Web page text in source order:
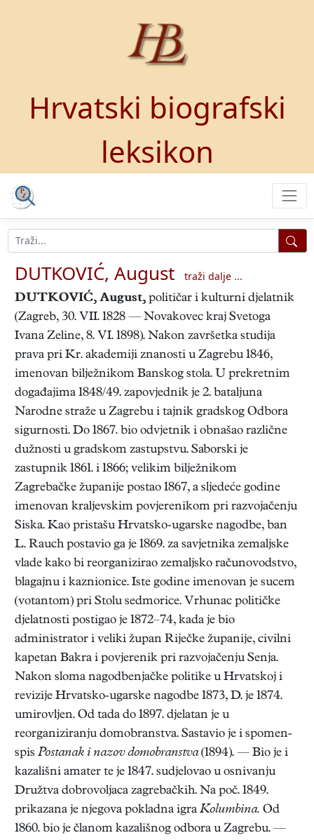
Hrvatski biografski
leksikon
DUTKOVIĆ, August
traži dalje ...
DUTKOVIĆ, August, političar i kulturni djelatnik
(Zagreb, 30. VII. 1828 — Novakovec kraj Svetoga
Ivana Zeline, 8. VI. 1898). Nakon završetka studija
prava pri Kr. akademiji znanosti u Zagrebu 1846,
imenovan bilježnikom Banskog stola. U prekretnim
događajima 1848/49. zapovjednik je 2. bataljuna
Narodne straže u Zagrebu i tajnik gradskog Odbora
sigurnosti. Do 1867. bio odvjetnik i obnašao različne
dužnosti u gradskom zastupstvu. Saborski je
zastupnik 1861. i 1866; velikim bilježnikom
Zagrebačke županije postao 1867, a sljedeće godine
imenovan kraljevskim povjerenikom pri razvojačenju
Siska. Kao pristašu Hrvatsko-ugarske nagodbe, ban
L. Rauch postavio ga je 1869. za savjetnika zemaljske
vlade kako bi reorganizirao zemaljsko računovodstvo,
blagajnu i kaznionice. Iste godine imenovan je sucem
(votantom) pri Stolu sedmorice. Vrhunac političke
djelatnosti postigao je 1872–74, kada je bio
administrator i veliki župan Riječke županije, civilni
kapetan Bakra i povjerenik pri razvojačenju Senja.
Nakon sloma nagodbenjačke politike u Hrvatskoj i
revizije Hrvatsko-ugarske nagodbe 1873, D. je 1874.
umirovljen. Od tada do 1897. djelatan je u
reorganiziranju domobranstva. Sastavio je i spomen-
spis Postanak i nazov domobranstva(1894). — Bio je i
kazališni amater te je 1847. sudjelovao u osnivanju
Družtva dobrovoljaca zagrebačkih. Na poč. 1849.
prikazana je njegova pokladna igra Kolumbina. Od
1860. bio je članom kazališnog odbora u Zagrebu. —